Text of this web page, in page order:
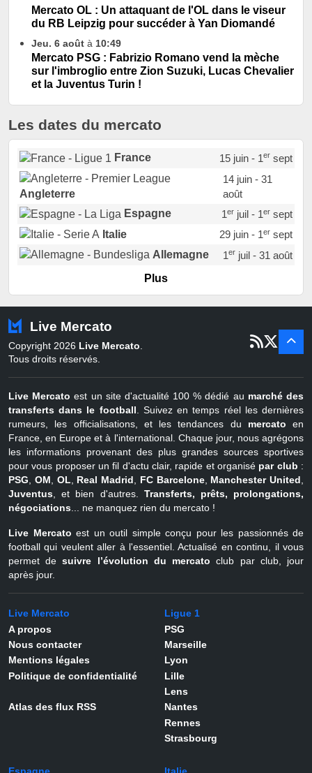
Mercato OL : Un attaquant de l'OL dans le viseur
du RB Leipzig pour succéder à Yan Diomandé
Jeu. 6 août à 10:49
Mercato PSG : Fabrizio Romano vend la mèche
sur l'imbroglio entre Zion Suzuki, Lucas Chevalier
et la Juventus Turin !
Les dates du mercato
France 15 juin - 1ersept
Angleterre
14 juin - 31
août
Espagne
1erjuil - 1ersept
Italie
29 juin - 1ersept
Allemagne
1erjuil - 31 août
Portugal
Pays-Bas
22 juin - 2 sept
Belgique
juil - 31
Plus
Live Mercato
Copyright 2026 Live Mercato
Tous droits réservés.
Live Mercato est un site d'actualité 100 % dédié au marché des
transferts dans le football . Suivez en temps réel les dernières
rumeurs, les officialisations, et les tendances du mercato en
France, en Europe et à l'international. Chaque jour, nous agrégons
les informations provenant des plus grandes sources sportives
pour vous proposer un fil d'actu clair, rapide et organisé par club :
PSG
OM OL Real Madrid FC Barcelone, Manchester United
Juventus , et bien d'autres. Transferts, prêts, prolongations,
négociations ... ne manquez rien du mercato !
Live Mercato est un outil simple conçu pour les passionnés de
football qui veulent aller à l'essentiel. Actualisé en continu, il vous
permet desuivre l’évolution du mercato club par club, jour
après jour.
Live Mercato
A propos
Nous contacter
Mentions légales
Politique de confidentialité
Atlas des flux RSS
Ligue 1
PSG
Marseille
Lyon
Lille
Lens
Nantes
Rennes
Strasbourg
Espagne Italie